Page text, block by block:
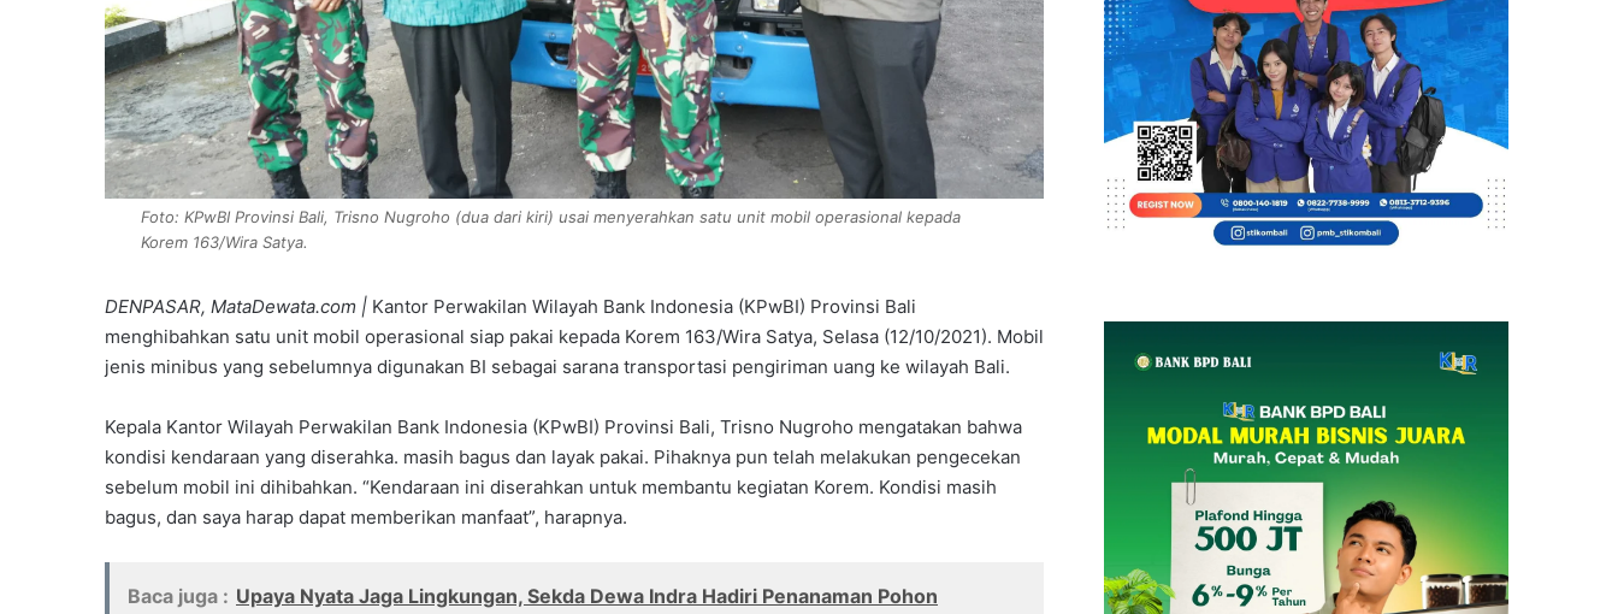
Foto: KPwBI Provinsi Bali, Trisno Nugroho (dua dari kiri) usai menyerahkan satu unit mobil operasional kepada
Korem 163/Wira Satya.
DENPASAR, MataDewata.com | Kantor Perwakilan Wilayah Bank Indonesia (KPwBI) Provinsi Bali
menghibahkan satu unit mobil operasional siap pakai kepada Korem 163/Wira Satya, Selasa (12/10/2021). Mobil
jenis minibus yang sebelumnya digunakan BI sebagai sarana transportasi pengiriman uang ke wilayah Bali.
Kepala Kantor Wilayah Perwakilan Bank Indonesia (KPwBI) Provinsi Bali, Trisno Nugroho mengatakan bahwa
kondisi kendaraan yang diserahka. masih bagus dan layak pakai. Pihaknya pun telah melakukan pengecekan
sebelum mobil ini dihibahkan. “Kendaraan ini diserahkan untuk membantu kegiatan Korem. Kondisi masih
bagus, dan saya harap dapat memberikan manfaat”, harapnya.
Baca juga : Upaya Nyata Jaga Lingkungan, Sekda Dewa Indra Hadiri Penanaman Pohon